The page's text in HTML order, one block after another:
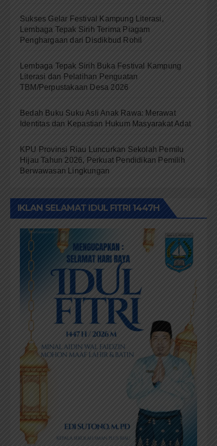
Sukses Gelar Festival Kampung Literasi,
Lembaga Tepak Sirih Terima Piagam
Penghargaan dari Disdikbud Rohil
Lembaga Tepak Sirih Buka Festival Kampung
Literasi dan Pelatihan Penguatan
TBM/Perpustakaan Desa 2026
Bedah Buku Suku Asli Anak Rawa: Merawat
Identitas dan Kepastian Hukum Masyarakat Adat
KPU Provinsi Riau Luncurkan Sekolah Pemilu
Hijau Tahun 2026, Perkuat Pendidikan Pemilih
Berwawasan Lingkungan
IKLAN SELAMAT IDUL FITRI 1447H